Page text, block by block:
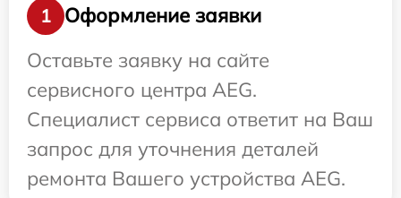
1
Оформление заявки
Оставьте заявку на сайте
сервисного центра AEG.
Специалист сервиса ответит на Ваш
запрос для уточнения деталей
ремонта Вашего устройства AEG.